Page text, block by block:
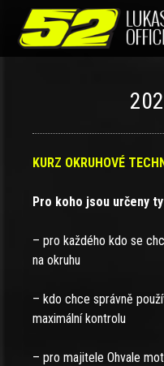
content
KURZ OKRUHOVÉ
Pro koho jsou určeny
– pro každého kdo se
na okruhu
– kdo chce správně
maximální kontrolu
– pro majitele Ohvale